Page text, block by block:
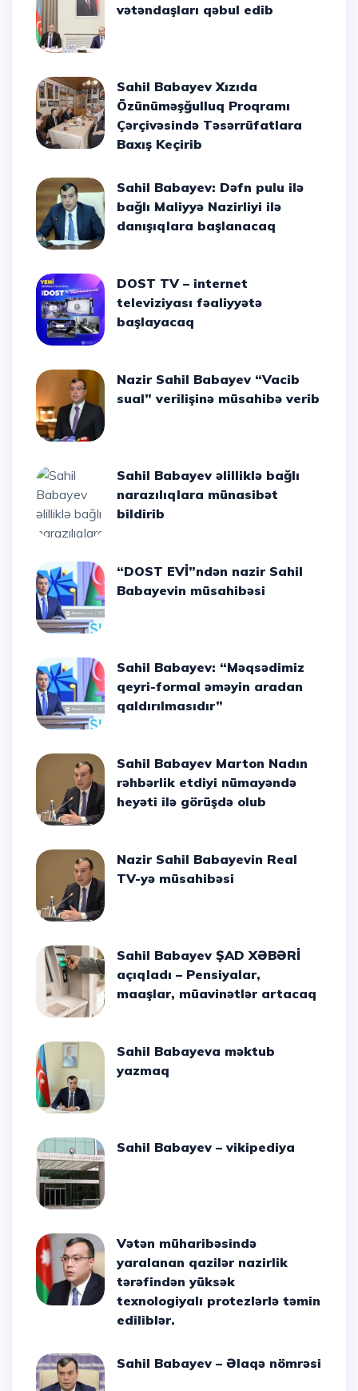
vətəndaşları qəbul edib
Sahil Babayev Xızıda
Özünüməşğulluq Proqramı
Çərçivəsində Təsərrüfatlara
Baxış Keçirib
Sahil Babayev: Dəfn pulu ilə
bağlı Maliyyə Nazirliyi ilə
danışıqlara başlanacaq
DOST TV – internet
televiziyası fəaliyyətə
başlayacaq
Nazir Sahil Babayev “Vacib
sual” verilişinə müsahibə verib
Sahil Babayev əlilliklə bağlı
narazılıqlara münasibət
bildirib
“DOST EVİ”ndən nazir Sahil
Babayevin müsahibəsi
Sahil Babayev: “Məqsədimiz
qeyri-formal əməyin aradan
qaldırılmasıdır”
Sahil Babayev Marton Nadın
rəhbərlik etdiyi nümayəndə
heyəti ilə görüşdə olub
Nazir Sahil Babayevin Real
TV-yə müsahibəsi
Sahil Babayev ŞAD XƏBƏRİ
açıqladı – Pensiyalar,
maaşlar, müavinətlər artacaq
Sahil Babayeva məktub
yazmaq
Sahil Babayev – vikipediya
Vətən müharibəsində
yaralanan qazilər nazirlik
tərəfindən yüksək
texnologiyalı protezlərlə təmin
ediliblər.
Sahil Babayev – Əlaqə nömrəsi